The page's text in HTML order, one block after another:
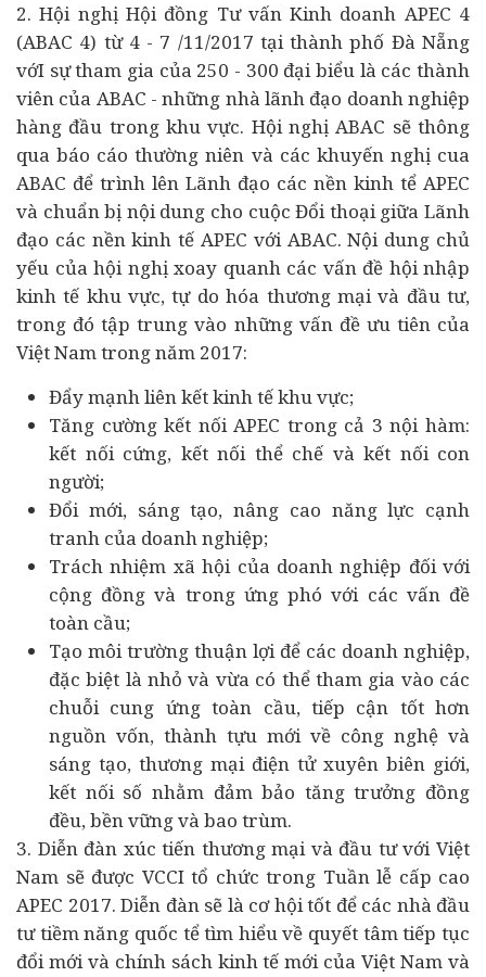
2. Hội nghị Hội đồng Tư vấn Kinh doanh APEC 4
(ABAC 4) từ 4 - 7 /11/2017 tại thành phố Đà Nẵng
vớI sự tham gia của 250 - 300 đại biểu là các thành
viên của ABAC - những nhà lãnh đạo doanh nghiệp
hàng đầu trong khu vực. Hội nghị ABAC sẽ thông
qua báo cáo thường niên và các khuyến nghị cua
ABAC để trình lên Lãnh đạo các nền kinh tể APEC
và chuẩn bị nội dung cho cuộc Đổi thoại giữa Lãnh
đạo các nền kinh tế APEC với ABAC. Nội dung chủ
yếu của hội nghị xoay quanh các vấn đề hội nhập
kinh tế khu vực, tự do hóa thương mại và đầu tư,
trong đó tập trung vào những vấn đề ưu tiên của
Việt Nam trong năm 2017:
Đẩy mạnh liên kết kinh tế khu vực;
Tăng cường kết nối APEC trong cả 3 nội hàm:
kết nối cứng, kết nối thể chế và kết nối con
người;
Đổi mới, sáng tạo, nâng cao năng lực cạnh
tranh của doanh nghiệp;
Trách nhiệm xã hội của doanh nghiệp đối với
cộng đồng và trong ứng phó với các vấn đề
toàn cầu;
Tạo môi trường thuận lợi để các doanh nghiệp,
đặc biệt là nhỏ và vừa có thể tham gia vào các
chuỗi cung ứng toàn cầu, tiếp cận tốt hơn
nguồn vốn, thành tựu mới về công nghệ và
sáng tạo, thương mại điện tử xuyên biên giới,
kết nối số nhằm đảm bảo tăng trưởng đồng
đều, bền vững và bao trùm.
3. Diễn đàn xúc tiến thương mại và đầu tư với Việt
Nam sẽ được VCCI tổ chức trong Tuần lễ cấp cao
APEC 2017. Diễn đàn sẽ là cơ hội tốt để các nhà đầu
tư tiềm năng quốc tể tìm hiểu về quyết tâm tiếp tục
đổi mới và chính sách kinh tế mới của Việt Nam và